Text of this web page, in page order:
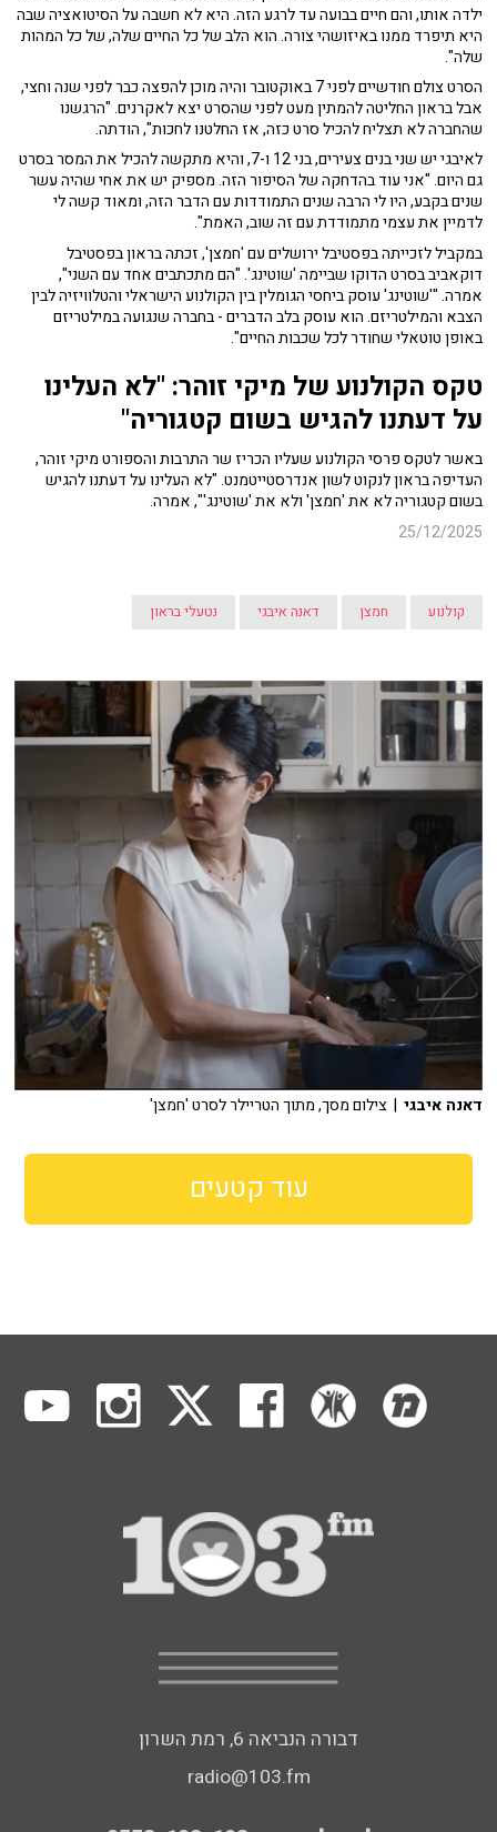
ילדה אותו, והם חיים בבועה עד לרגע הזה. היא לא חשבה על הסיטואציה שבה
היא תיפרד ממנו באיזושהי צורה. הוא הלב של כל החיים שלה, של כל המהות
שלה".
הסרט צולם חודשיים לפני 7 באוקטובר והיה מוכן להפצה כבר לפני שנה וחצי,
אבל בראון החליטה להמתין מעט לפני שהסרט יצא לאקרנים. "הרגשנו
שהחברה לא תצליח להכיל סרט כזה, אז החלטנו לחכות", הודתה.
לאיבגי יש שני בנים צעירים, בני 12 ו-7, והיא מתקשה להכיל את המסר בסרט
גם היום. "אני עוד בהדחקה של הסיפור הזה. מספיק יש את אחי שהיה עשר
שנים בקבע, היו לי הרבה שנים התמודדות עם הדבר הזה, ומאוד קשה לי
לדמיין את עצמי מתמודדת עם זה שוב, האמת".
במקביל לזכייתה בפסטיבל ירושלים עם 'חמצן', זכתה בראון בפסטיבל
דוקאביב בסרט הדוקו שביימה 'שוטינג'. "הם מתכתבים אחד עם השני",
אמרה. "'שוטינג' עוסק ביחסי הגומלין בין הקולנוע הישראלי והטלוויזיה לבין
הצבא והמילטריזם. הוא עוסק בלב הדברים - בחברה שנגועה במילטריזם
באופן טוטאלי שחודר לכל שכבות החיים".
טקס הקולנוע של מיקי זוהר: "לא העלינו
על דעתנו להגיש בשום קטגוריה"
באשר לטקס פרסי הקולנוע שעליו הכריז שר התרבות והספורט מיקי זוהר,
העדיפה בראון לנקוט לשון אנדרסטייטמנט. "לא העלינו על דעתנו להגיש
בשום קטגוריה לא את 'חמצן' ולא את 'שוטינג'", אמרה.
25/12/2025
קולנוע חמצן דאנה איבגי נטעלי בראון
דאנה איבגי | צילום מסך, מתוך הטריילר לסרט 'חמצן'
עוד קטעים
דבורה הנביאה 6, רמת השרון
radio@103.fm